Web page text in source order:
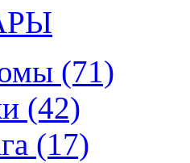
(71)
(42)
(17)